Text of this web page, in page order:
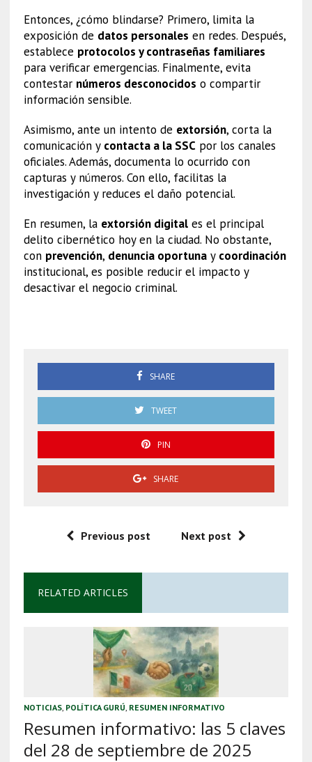
Entonces, ¿cómo blindarse? Primero, limita la
exposición de datos personales en redes. Después,
establece protocolos y contraseñas familiares
para verificar emergencias. Finalmente, evita
contestar números desconocidos o compartir
información sensible.
Asimismo, ante un intento de extorsión, corta la
comunicación y contacta a la SSC por los canales
oficiales. Además, documenta lo ocurrido con
capturas y números. Con ello, facilitas la
investigación y reduces el daño potencial.
En resumen, la extorsión digitales el principal
delito cibernético hoy en la ciudad. No obstante,
con prevención, denuncia oportunay coordinación
institucional, es posible reducir el impacto y
desactivar el negocio criminal.
SHARE
TWEET
PIN
SHARE
Previous post Next post
RELATED ARTICLES
NOTICIAS, POLÍTICA GURÚ RESUMEN INFORMATIVO
Resumen informativo: las 5 claves
del 28 de septiembre de 2025